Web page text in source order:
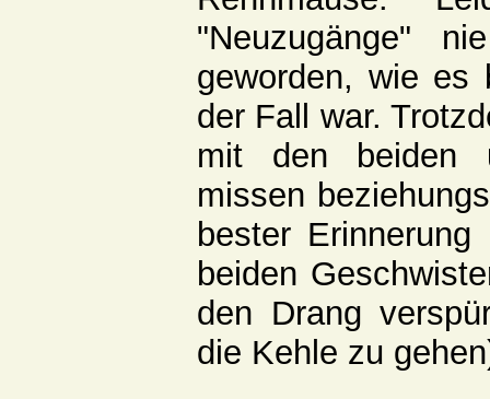
"Neuzugänge"
geworden, wie es
der Fall war.
mit den beiden
missen
bester
beiden
den Drang
die Kehle zu